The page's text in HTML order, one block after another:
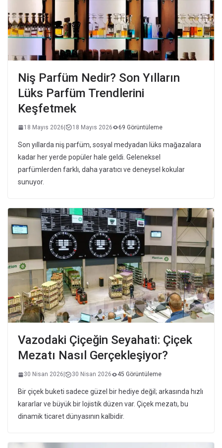
Niş Parfüm Nedir? Son Yılların
Lüks Parfüm Trendlerini
Keşfetmek
18 Mayıs 2026| 18 Mayıs 2026 69 Görüntüleme
Son yıllarda niş parfüm, sosyal medyadan lüks mağazalara
kadar her yerde popüler hale geldi. Geleneksel
parfümlerden farklı, daha yaratıcı ve deneysel kokular
sunuyor.
Vazodaki Çiçeğin Seyahati: Çiçek
Mezatı Nasıl Gerçekleşiyor?
30 Nisan 2026 30 Nisan 2026 45 Görüntüleme
Bir çiçek buketi sadece güzel bir hediye değil; arkasında hızlı
kararlar ve büyük bir lojistik düzen var. Çiçek mezatı, bu
dinamik ticaret dünyasının kalbidir.